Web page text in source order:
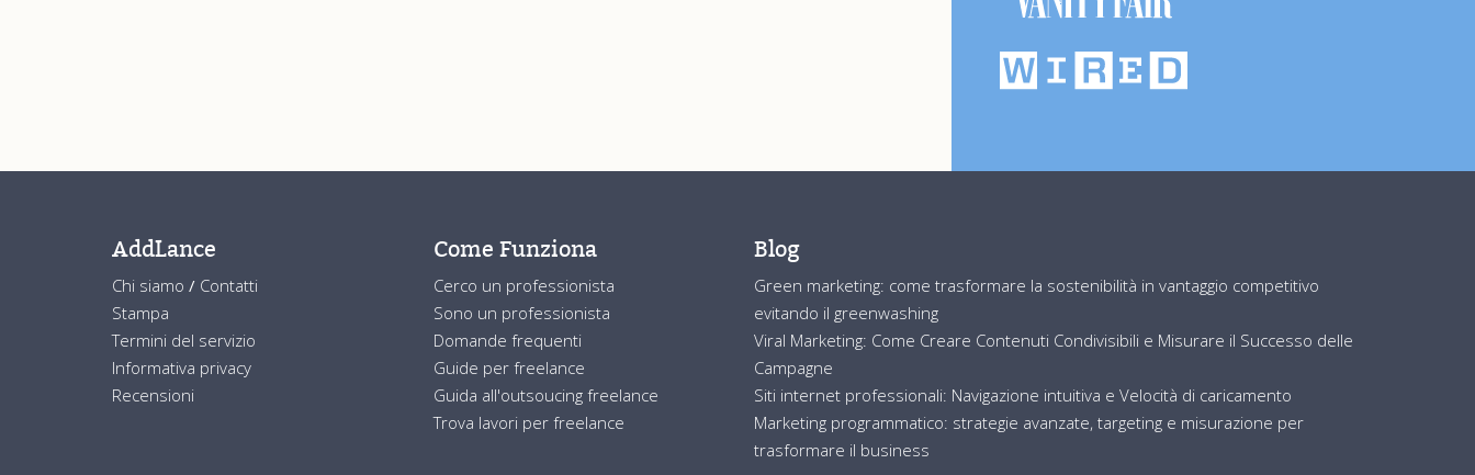
AddLance
Chi siamo / Contatti
Stampa
Termini del servizio
Informativa privacy
Recensioni
Come Funziona
Cerco un professionista
Sono un professionista
Domande frequenti
Guide per freelance
Guida all'outsoucing freelance
Trova lavori per freelance
Blog
Green marketing: come trasformare la sostenibilità in vantaggio competitivo
evitando il greenwashing
Viral Marketing: Come Creare Contenuti Condivisibili e Misurare il Successo delle
Campagne
Siti internet professionali: Navigazione intuitiva e Velocità di caricamento
Marketing programmatico: strategie avanzate, targeting e misurazione per
trasformare il business